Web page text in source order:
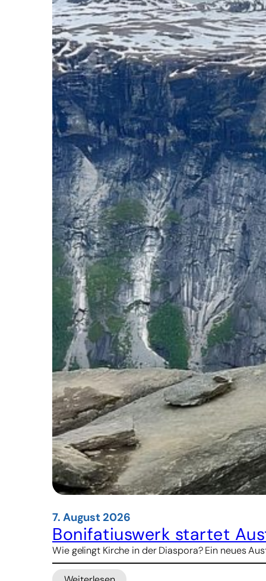
7. August 2026
Bonifatiuswerk startet
Wie gelingt Kirche in der Diaspora? Ein neues